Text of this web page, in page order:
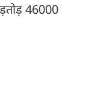
46000